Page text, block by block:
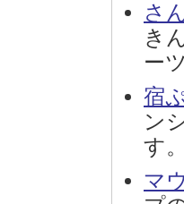
さ
き
ー
宿
ン
す。
マ